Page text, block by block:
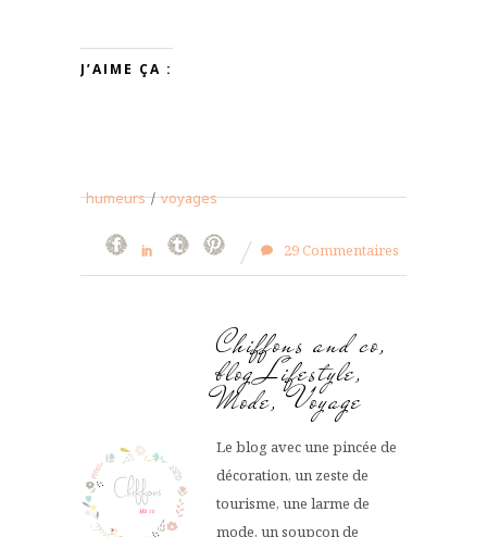
J’AIME ÇA :
humeurs / voyages
29 Commentaires
Chiffons and co,
blog Lifestyle,
Mode, Voyage
Le blog avec une pincée de
décoration, un zeste de
tourisme, une larme de
mode, un soupçon de